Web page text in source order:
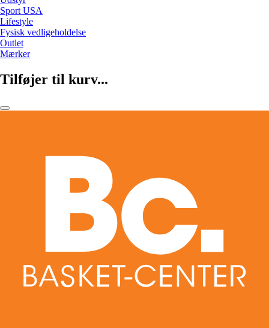
Sport USA
Lifestyle
Fysisk vedligeholdelse
Outlet
Mærker
Tilføjer til kurv...